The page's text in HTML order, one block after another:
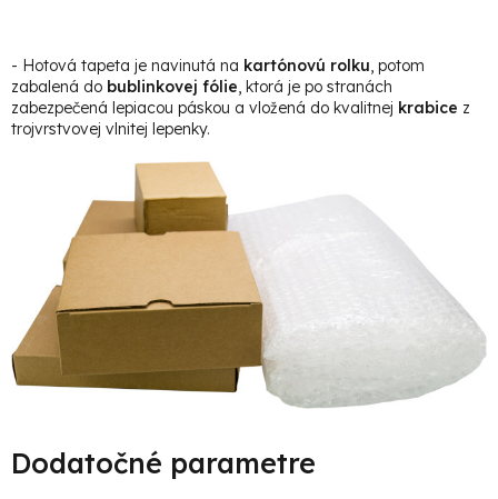
- Hotová tapeta je navinutá na kartónovú rolku, potom
zabalená do bublinkovej fólie, ktorá je po stranách
zabezpečená lepiacou páskou a vložená do kvalitnej krabice z
trojvrstvovej vlnitej lepenky.
Dodatočné parametre